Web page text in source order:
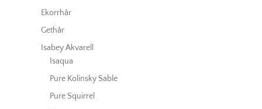
Ekorrhår
Gethår
Isabey Akvarell
Isaqua
Pure Kolinsky Sable
Pure Squirrel